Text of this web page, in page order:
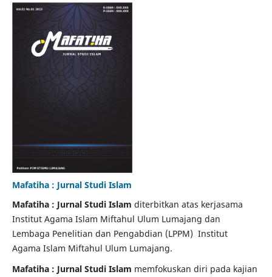
Mafatiha : Jurnal Studi Islam
Mafatiha : Jurnal Studi Islam diterbitkan atas kerjasama
Institut Agama Islam Miftahul Ulum Lumajang dan
Lembaga Penelitian dan Pengabdian (LPPM) Institut
Agama Islam Miftahul Ulum Lumajang.
Mafatiha : Jurnal Studi Islam memfokuskan diri pada kajian